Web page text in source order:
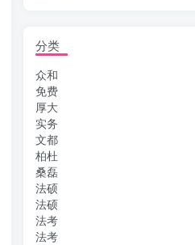
分类
众和
免费
厚大
实务
文都
柏杜
桑磊
法硕
法硕
法考
法考